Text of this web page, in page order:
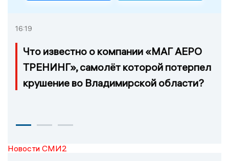
16:19
Что известно о компании «МАГ АЕРО
ТРЕНИНГ», самолёт которой потерпел
крушение во Владимирской области?
Новости СМИ2